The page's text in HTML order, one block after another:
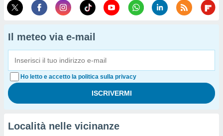
Il meteo via e-mail
Ho letto e accetto la politica sulla privacy
Località nelle vicinanze